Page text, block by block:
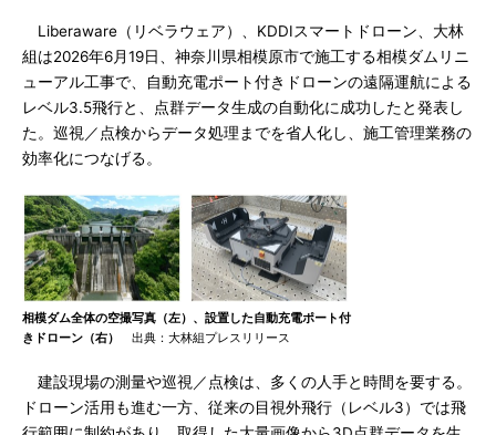
Liberaware（リベラウェア）、KDDIスマートドローン、大林
組は2026年6月19日、神奈川県相模原市で施工する相模ダムリニ
ューアル工事で、自動充電ポート付きドローンの遠隔運航による
レベル3.5飛行と、点群データ生成の自動化に成功したと発表し
た。巡視／点検からデータ処理までを省人化し、施工管理業務の
効率化につなげる。
相模ダム全体の空撮写真（左）、設置した自動充電ポート付
きドローン（右）
出典：大林組プレスリリース
建設現場の測量や巡視／点検は、多くの人手と時間を要する。
ドローン活用も進む一方、従来の目視外飛行（レベル3）では飛